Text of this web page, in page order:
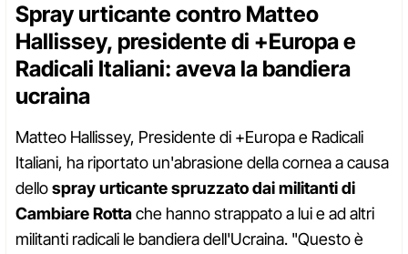
Spray urticante contro Matteo
Hallissey, presidente di +Europa e
Radicali Italiani: aveva la bandiera
ucraina
Matteo Hallissey, Presidente di +Europa e Radicali
Italiani, ha riportato un'abrasione della cornea a causa
dellospray urticante spruzzato dai militanti di
Cambiare Rottache hanno strappato a lui e ad altri
militanti radicali le bandiera dell'Ucraina. "Questo è